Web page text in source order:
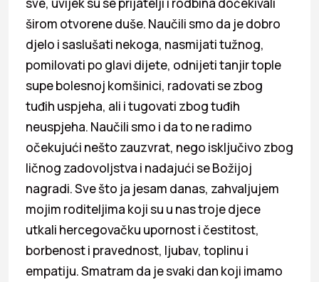
širom otvorene duše. Naučili smo da je dobro
djelo i saslušati nekoga, nasmijati tužnog,
pomilovati po glavi dijete, odnijeti tanjir tople
supe bolesnoj komšinici, radovati se zbog
tuđih uspjeha, ali i tugovati zbog tuđih
neuspjeha. Naučili smo i da to ne radimo
očekujući nešto zauzvrat, nego isključivo zbog
ličnog zadovoljstva i nadajući se Božijoj
nagradi. Sve što ja jesam danas, zahvaljujem
mojim roditeljima koji su u nas troje djece
utkali hercegovačku upornost i čestitost,
borbenost i pravednost, ljubav, toplinu i
empatiju. Smatram da je svaki dan koji imamo